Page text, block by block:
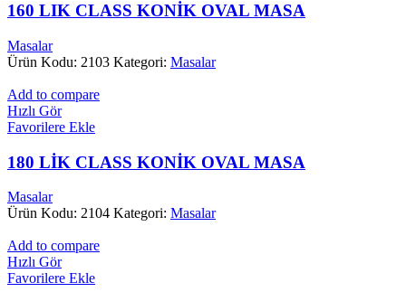
160 LIK CLASS KONİK OVAL MASA
Masalar
Ürün Kodu: 2103 Kategori: Masalar
Add to compare
Hızlı Gör
Favorilere Ekle
180 LİK CLASS KONİK OVAL MASA
Masalar
Ürün Kodu: 2104 Kategori: Masalar
Add to compare
Hızlı Gör
Favorilere Ekle